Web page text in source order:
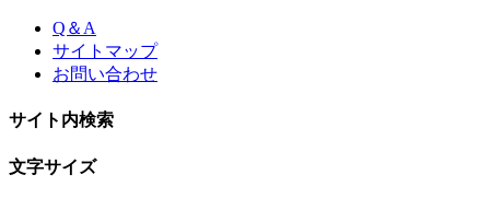
Skip
content
Q＆A
サイトマップ
お問い合わせ
サイト内検索
文字サイズ